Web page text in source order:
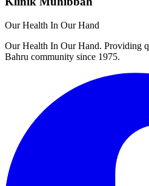
Our Health In Our Hand
Our Health In Our Hand. Providing
Bahru community since 1975.